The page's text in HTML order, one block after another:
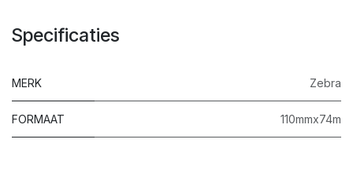
Specificaties
MERK Zebra
FORMAAT 110mmx74m